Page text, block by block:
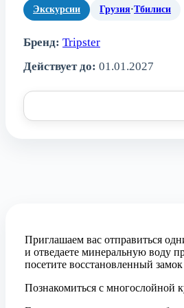
Экскурсии Грузия·Тбилиси
Бренд: Tripster
Действует до: 01.01.2027
Приглашаем вас отправиться
и отведаете минеральную воду
посетите восстановленный замок
Познакомиться с многослойной